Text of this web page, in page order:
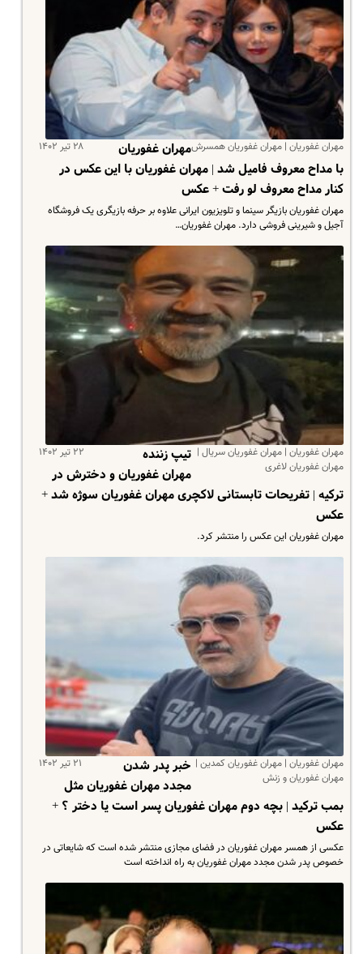
مهران غفوریان | مهران غفوریان همسرش ۲۸ تیر ۱۴۰۲
مهران غفوریان
با مداح معروف فامیل شد | مهران غفوریان با این عکس در
کنار مداح معروف لو رفت + عکس
مهران غفوریان بازیگر سینما و تلویزیون ایرانی علاوه بر حرفه بازیگری یک فروشگاه
آجیل و شیرینی فروشی دارد. مهران غفوریان…
مهران غفوریان | مهران غفوریان سریال |
مهران غفوریان لاغری
۲۲ تیر ۱۴۰۲
تیپ زننده
مهران غفوریان و دخترش در
ترکیه | تفریحات تابستانی لاکچری مهران غفوریان سوژه شد +
عکس
مهران غفوریان این عکس را منتشر کرد.
مهران غفوریان | مهران غفوریان کمدین |
مهران غفوریان و زنش
۲۱ تیر ۱۴۰۲
خبر پدر شدن
مجدد مهران غفوریان مثل
بمب ترکید | بچه دوم مهران غفوریان پسر است یا دختر ؟ +
عکس
عکسی از همسر مهران غفوریان در فضای مجازی منتشر شده است که شایعاتی در
خصوص پدر شدن مجدد مهران غفوریان به راه انداخته است